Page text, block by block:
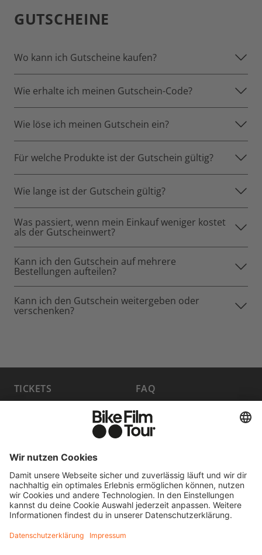
GUTSCHEINE
Wo kann ich Gutscheine kaufen?
Wie erhalte ich meinen Gutschein-Code?
Wie löse ich meinen Gutschein ein?
Für welche Produkte ist der Gutschein gültig?
Wie lange ist der Gutschein gültig?
Was passiert, wenn mein Einkauf weniger kostet
als der Gutscheinwert?
Kann ich den Gutschein auf mehrere
Bestellungen aufteilen?
Kann ich den Gutschein weitergeben oder
verschenken?
TICKETS
PARTNER WERDEN
FILM EINREICHEN
FAQ
MEDIA HUB
JOBS
WIDERRUF ERKLÄREN